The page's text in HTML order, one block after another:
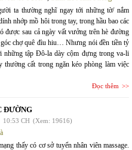
ta thường nghĩ ngay tới những tờ/ nắm
nhớp mồ hôi trong tay, trong hầu bao các
được sau cả ngày vất vưởng trên hè đường
chợ quê đìu hiu… Nhưng nói đền tiền tỷ
những tập Đô-la dày cộm đựng trong va-li
thường cất trong ngăn kéo phòng làm việc
Đọc thêm
ĐƯỜNG
10:53 CH (Xem: 19616)
thấy có cơ sở tuyển nhân viên massage.